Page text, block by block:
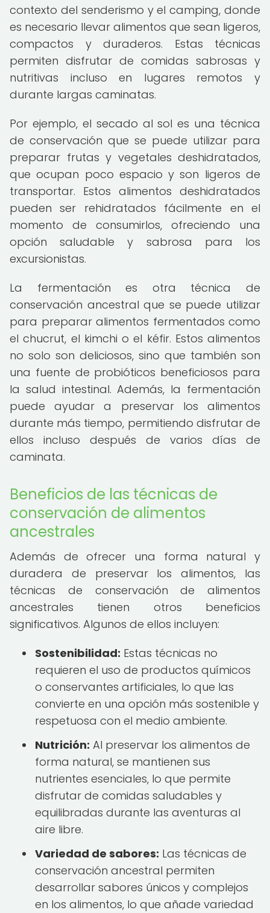
contexto del senderismo y el camping, donde
es necesario llevar alimentos que sean ligeros,
compactos y duraderos. Estas técnicas
permiten disfrutar de comidas sabrosas y
nutritivas incluso en lugares remotos y
durante largas caminatas.
Por ejemplo, el secado al sol es una técnica
de conservación que se puede utilizar para
preparar frutas y vegetales deshidratados,
que ocupan poco espacio y son ligeros de
transportar. Estos alimentos deshidratados
pueden ser rehidratados fácilmente en el
momento de consumirlos, ofreciendo una
opción saludable y sabrosa para los
excursionistas.
La fermentación es otra técnica de
conservación ancestral que se puede utilizar
para preparar alimentos fermentados como
el chucrut, el kimchi o el kéfir. Estos alimentos
no solo son deliciosos, sino que también son
una fuente de probióticos beneficiosos para
la salud intestinal. Además, la fermentación
puede ayudar a preservar los alimentos
durante más tiempo, permitiendo disfrutar de
ellos incluso después de varios días de
caminata.
Beneficios de las técnicas de
conservación de alimentos
ancestrales
Además de ofrecer una forma natural y
duradera de preservar los alimentos, las
técnicas de conservación de alimentos
ancestrales tienen otros beneficios
significativos. Algunos de ellos incluyen:
Sostenibilidad: Estas técnicas no
requieren el uso de productos químicos
o conservantes artificiales, lo que las
convierte en una opción más sostenible y
respetuosa con el medio ambiente.
Nutrición: Al preservar los alimentos de
forma natural, se mantienen sus
nutrientes esenciales, lo que permite
disfrutar de comidas saludables y
equilibradas durante las aventuras al
aire libre.
Variedad de sabores: Las técnicas de
conservación ancestral permiten
desarrollar sabores únicos y complejos
en los alimentos, lo que añade variedad